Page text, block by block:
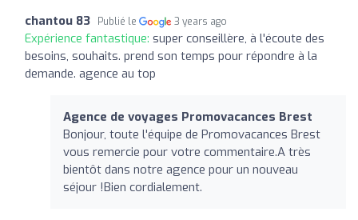
chantou 83 Publié le 3 years ago
Expérience fantastique: super conseillère, à l'écoute des
besoins, souhaits. prend son temps pour répondre à la
demande. agence au top
Agence de voyages Promovacances Brest
Bonjour, toute l'équipe de Promovacances Brest
vous remercie pour votre commentaire.A très
bientôt dans notre agence pour un nouveau
séjour !Bien cordialement.